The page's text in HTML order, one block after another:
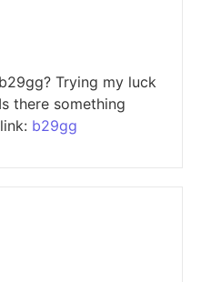
Trying my luck
there something
b29gg